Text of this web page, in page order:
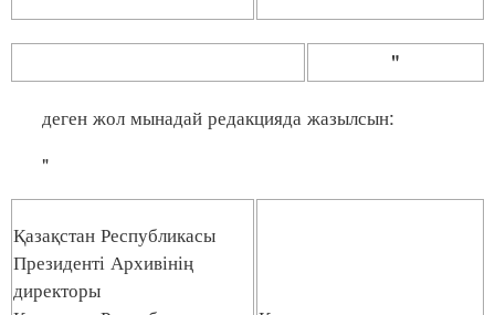
"
деген жол мынадай редакцияда жазылсын:
"
Қазақстан Республикасы
Президенті Архивінің
директоры